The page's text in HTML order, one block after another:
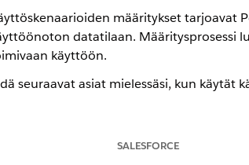
määritykset tarjoavat
datatilaan. Määritysprosessi
käyttöön.
seuraavat asiat mielessäsi, kun käytät
Tämän prosessin suorittaminen luo ja ottaa
SALESFORCE